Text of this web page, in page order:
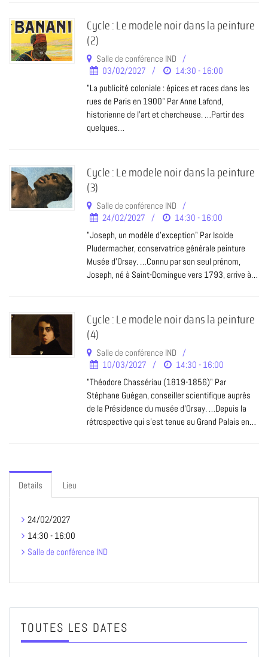
Cycle : Le modele noir dans la peinture
(2)
Salle de conférence IND
03/02/2027
14:30 - 16:00
"La publicité coloniale : épices et races dans les
rues de Paris en 1900" Par Anne Lafond,
historienne de l’art et chercheuse. …Partir des
quelques…
Cycle : Le modele noir dans la peinture
(3)
Salle de conférence IND
24/02/2027
14:30 - 16:00
"Joseph, un modèle d’exception" Par Isolde
Pludermacher, conservatrice générale peinture
Musée d'Orsay. …Connu par son seul prénom,
Joseph, né à Saint-Domingue vers 1793, arrive à…
Cycle : Le modele noir dans la peinture
(4)
Salle de conférence IND
10/03/2027
14:30 - 16:00
"Théodore Chassériau (1819-1856)" Par
Stéphane Guégan, conseiller scientifique auprès
de la Présidence du musée d’Orsay. …Depuis la
rétrospective qui s'est tenue au Grand Palais en…
Details Lieu
24/02/2027
14:30 - 16:00
Salle de conférence IND
TOUTES LES DATES